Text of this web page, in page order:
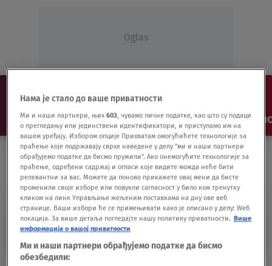
Oglas
NAJNOVIJE VESTI SHOW SPORT VIDEO
SAJAM MODERNE I
SAVREMENE UMETNOSTI
Нама је стало до ваше приватности
Ми и наши партнери, њих603, чувамо личне податке, као што су подаци
о прегледању или јединствени идентификатори, и приступамо им на
вашем уређају. Избором опције Прихватам омогућићете технологије за
праћење које подржавају сврхе наведене у делу "ми и наши партнери
обрађујемо податке да бисмо пружили". Ако онемогућите технологије за
праћење, одређени садржај и огласи које видите можда неће бити
релевантни за вас. Можете да поново прикажете овај мени да бисте
променили своје изборе или повукли сагласност у било ком тренутку
кликом на линк Управљање жељеним поставкама на дну ове веб
странице. Ваши избори ће се примењивати како је описано у делу: Wеб
локација. За више детаља погледајте нашу политику приватности. Више
информација о вашој приватности
Ми и наши партнери обрађујемо податке да бисмо
обезбедили: